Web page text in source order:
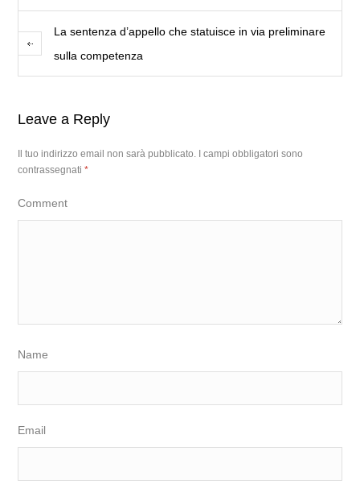
La sentenza d’appello che statuisce in via preliminare
sulla competenza
Leave a Reply
Il tuo indirizzo email non sarà pubblicato.
I campi obbligatori sono
contrassegnati*
Comment
Name
Email